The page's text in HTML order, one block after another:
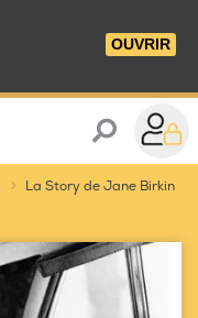
OUVRIR
La Story de Jane Birkin